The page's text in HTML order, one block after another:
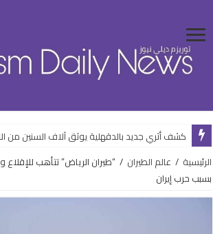
كشف أثري جديد بالدقهلية يوثق آلاف السنين من
الرئيسية / عالم الطيران / “طيران الرياض” تتأهب
بسبب حرب إيران